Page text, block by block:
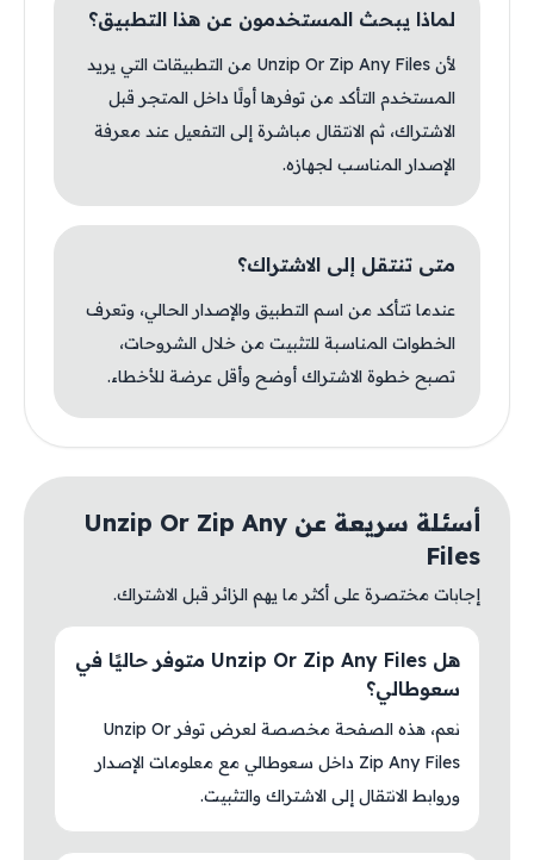
لماذا يبحث المستخدمون عن هذا التطبيق؟
لأن Unzip Or Zip Any Files من التطبيقات التي يريد
المستخدم التأكد من توفرها أولًا داخل المتجر قبل
الاشتراك، ثم الانتقال مباشرة إلى التفعيل عند معرفة
الإصدار المناسب لجهازه.
متى تنتقل إلى الاشتراك؟
عندما تتأكد من اسم التطبيق والإصدار الحالي، وتعرف
الخطوات المناسبة للتثبيت من خلال الشروحات،
تصبح خطوة الاشتراك أوضح وأقل عرضة للأخطاء.
أسئلة سريعة عن Unzip Or Zip Any
Files
إجابات مختصرة على أكثر ما يهم الزائر قبل الاشتراك.
هل Unzip Or Zip Any Files متوفر حاليًا في
سعوطالي؟
نعم، هذه الصفحة مخصصة لعرض توفر Unzip Or
Zip Any Files داخل سعوطالي مع معلومات الإصدار
وروابط الانتقال إلى الاشتراك والتثبيت.